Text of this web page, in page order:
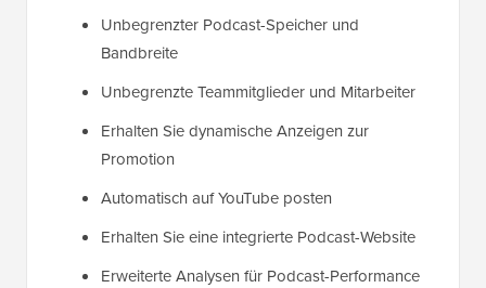
Unbegrenzter Podcast-Speicher und
Bandbreite
Unbegrenzte Teammitglieder und Mitarbeiter
Erhalten Sie dynamische Anzeigen zur
Promotion
Automatisch auf YouTube posten
Erhalten Sie eine integrierte Podcast-Website
Erweiterte Analysen für Podcast-Performance